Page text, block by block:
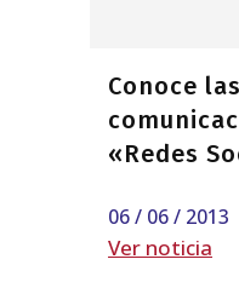
Conoce
«Redes
06 / 06 / 2013
Ver noticia